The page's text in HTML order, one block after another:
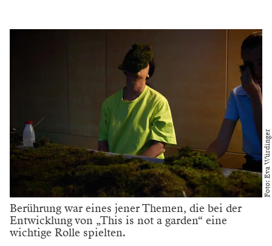
Foto: Eva Würdinger
Berührung war eines jener Themen, die bei der
Entwicklung von „This is not a garden“ eine
wichtige Rolle spielten.